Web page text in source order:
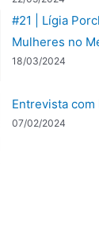
#21 | Lígia
Mulheres no
18/03/2024
Entrevista com
07/02/2024